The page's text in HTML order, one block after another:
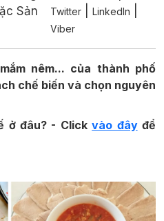
Sản
Twitter| LinkedIn
Viber
nêm... của thành phố
chế biến và chọn nguyên
ở đâu? - Clickvào đâyđể